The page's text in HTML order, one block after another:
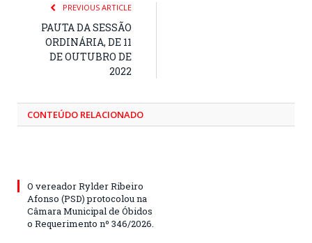
PREVIOUS ARTICLE
PAUTA DA SESSÃO
ORDINÁRIA, DE 11
DE OUTUBRO DE
2022
CONTEÚDO RELACIONADO
O vereador Rylder Ribeiro
Afonso (PSD) protocolou na
Câmara Municipal de Óbidos
o Requerimento nº 346/2026.